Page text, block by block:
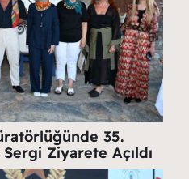
35.
Ziyarete Açıldı